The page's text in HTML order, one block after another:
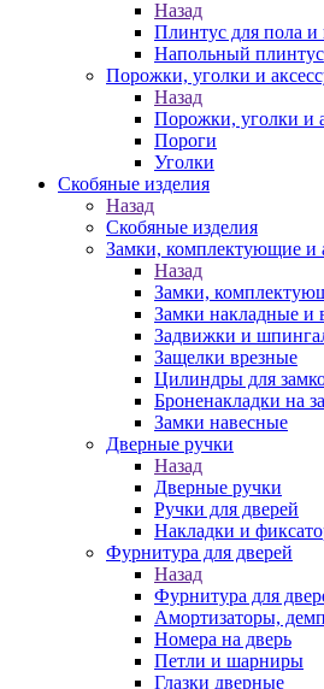
Назад
Плинтус для пола и
Напольный плинтус
Порожки, уголки и
Назад
Порожки, уголки и
Пороги
Уголки
Скобяные изделия
Назад
Скобяные изделия
Замки, комплектующие и
Назад
Замки,
Замки накладные и
Задвижки и
Защелки врезные
Цилиндры для
Броненакладки на
Замки навесные
Дверные ручки
Назад
Дверные ручки
Ручки для дверей
Накладки и
Фурнитура для дверей
Назад
Фурнитура для
Амортизаторы,
Номера на дверь
Петли и шарниры
Глазки дверные